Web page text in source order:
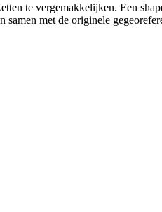
te vergemakkelijken. Een
met de originele